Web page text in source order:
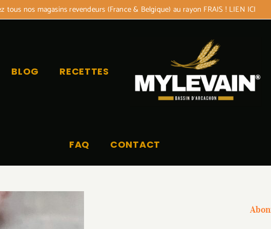
tous nos magasins revendeurs (France & Belgique) au rayon FRAIS ! LIEN ICI
BLOG RECETTES
FAQ CONTACT